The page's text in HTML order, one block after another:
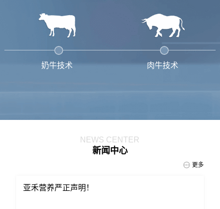
奶牛技术 肉牛技术
NEWS CENTER
新闻中心
更多
亚禾营养严正声明！